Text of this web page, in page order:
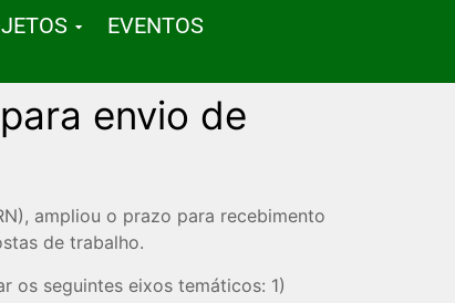
EVENTOS
envio de
ampliou o prazo para recebimento
de trabalho.
os seguintes eixos temáticos: 1)